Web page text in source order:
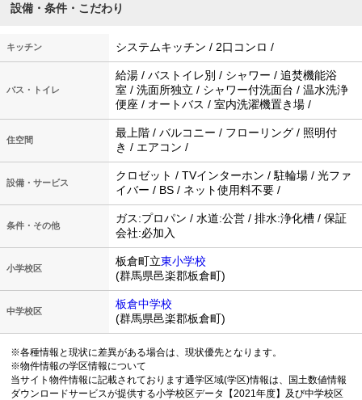
設備・条件・こだわり
キッチン システムキッチン / 2口コンロ /
バス・トイレ
給湯 / バストイレ別 / シャワー / 追焚機能浴
室 / 洗面所独立 / シャワー付洗面台 / 温水洗浄
便座 / オートバス / 室内洗濯機置き場 /
住空間
最上階 / バルコニー / フローリング / 照明付
き / エアコン /
設備・サービス
クロゼット / TVインターホン / 駐輪場 / 光ファ
イバー / BS / ネット使用料不要 /
条件・その他
ガス:プロパン / 水道:公営 / 排水:浄化槽 / 保証
会社:必加入
小学校区
板倉町立東小学校
(群馬県邑楽郡板倉町)
中学校区
板倉中学校
(群馬県邑楽郡板倉町)
※各種情報と現状に差異がある場合は、現状優先となります。
※物件情報の学区情報について
当サイト物件情報に記載されております通学区域(学区)情報は、国土数値情報
ダウンロードサービスが提供する小学校区データ【2021年度】及び中学校区